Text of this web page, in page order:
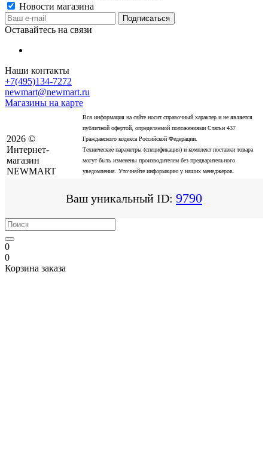
Новости магазина
Оставайтесь на связи
Наши контакты
+7(495)134-7272
newmart@newmart.ru
Магазины на карте
Вся информация на сайте носит справочный характер и не является
публичной офертой, определяемой положениями Статьи 437
Гражданского кодекса Российской Федерации.
Технические параметры (спецификация) и комплект поставки товара
могут быть изменены производителем без предварительного
уведомления. Уточняйте информацию у наших менеджеров.
2026 ©
Интернет-
магазин
NEWMART
Ваш уникальный ID: 9790
0
0
Корзина заказа